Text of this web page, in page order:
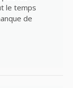
le temps
de